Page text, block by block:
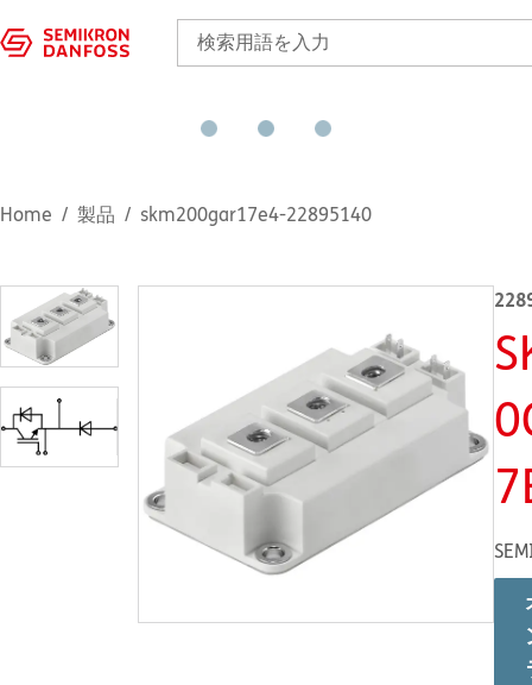
Home 製品 skm200gar17e4-22895140